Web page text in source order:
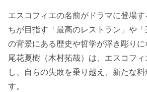
エスコフィエの名前がドラマに登場
ちが目指す「最高のレストラン」や
の背景にある歴史や哲学が浮き彫りに
尾花夏樹（木村拓哉）は、エスコフ
し、自らの失敗を乗り越え、新たな
す。